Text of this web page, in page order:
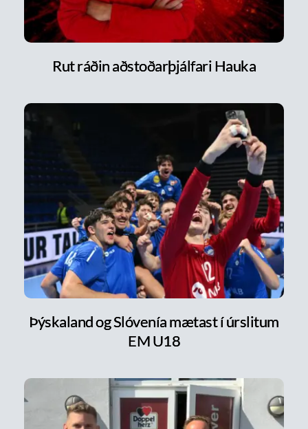
Rut ráðin aðstoðarþjálfari Hauka
Þýskaland og Slóvenía mætast í úrslitum
EM U18